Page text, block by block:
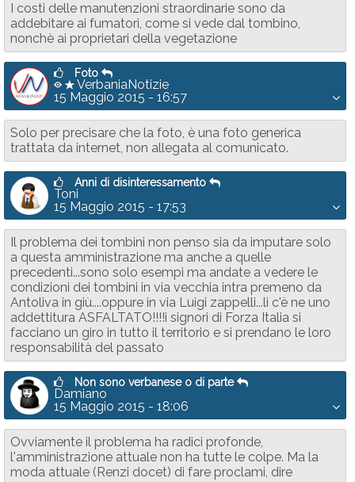
I costi delle manutenzioni straordinarie sono da
addebitare ai fumatori, come si vede dal tombino,
nonchè ai proprietari della vegetazione
Foto
VerbaniaNotizie
15 Maggio 2015 - 16:57
Solo per precisare che la foto, è una foto generica
trattata da internet, non allegata al comunicato.
Anni di disinteressamento
Toni
15 Maggio 2015 - 17:53
Il problema dei tombini non penso sia da imputare solo
a questa amministrazione ma anche a quelle
precedenti...sono solo esempi ma andate a vedere le
condizioni dei tombini in via vecchia intra premeno da
Antoliva in giù....oppure in via Luigi zappelli...li c'è ne uno
addettitura ASFALTATO!!!!i signori di Forza Italia si
facciano un giro in tutto il territorio e si prendano le loro
responsabilità del passato
Non sono verbanese o di parte
Damiano
15 Maggio 2015 - 18:06
Ovviamente il problema ha radici profonde,
l'amministrazione attuale non ha tutte le colpe. Ma la
moda attuale (Renzi docet) di fare proclami, dire